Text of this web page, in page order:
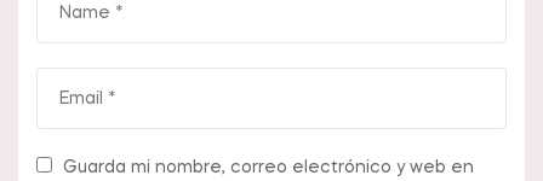
Guarda mi nombre, correo electrónico y web en